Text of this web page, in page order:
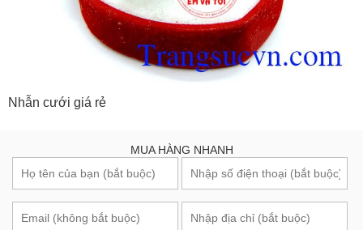
Nhẫn cưới giá rẻ
MUA HÀNG NHANH